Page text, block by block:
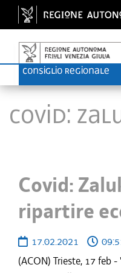
Covid:
Covid:
ripartire
17.02.2021
(ACON) Trieste, 17 feb